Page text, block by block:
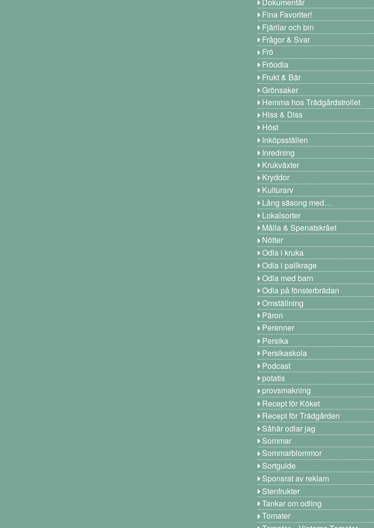
Fina Favoriter!
Fjärilar och bin
Frågor & Svar
Frö
Fröodla
Frukt & Bär
Grönsaker
Hemma hos Trädgårdstrollet
Hiss & Diss
Höst
Inköpsställen
Inredning
Krukväxter
Kryddor
Kulturarv
Lång säsong med…
Lokalsorter
Målla & Spenatskrået
Nötter
Odla i kruka
Odla i pallkrage
Odla med barn
Odla på fönsterbrädan
Omställning
Päron
Perenner
Persika
Persikaskola
Podcast
potatis
provsmakning
Recept för Köket
Recept för Trädgården
Såhär odlar jag
Sommar
Sommarblommor
Sortguide
Sponsrat av reklam
Stenfrukter
Tankar om odling
Tomater